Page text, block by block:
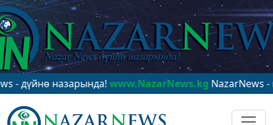
назарында!www.NazarNews.kgNazarNews - в